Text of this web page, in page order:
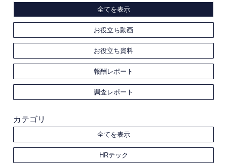
全てを表示
お役立ち動画
お役立ち資料
報酬レポート
調査レポート
カテゴリ
全てを表示
HRテック